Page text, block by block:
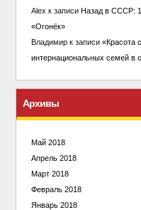
Alex к записи Назад в СССР:
«Огонёк»
Владимирк записи «Красота
интернациональных семей в
Архивы
Май 2018
Апрель 2018
Март 2018
Февраль 2018
Январь 2018